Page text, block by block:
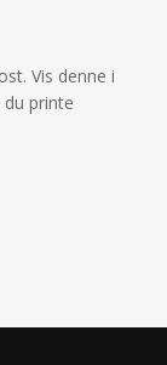
Vis denne i
printe